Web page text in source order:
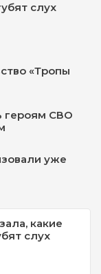
слух
«Тропы
героям СВО
уже
какие
слух